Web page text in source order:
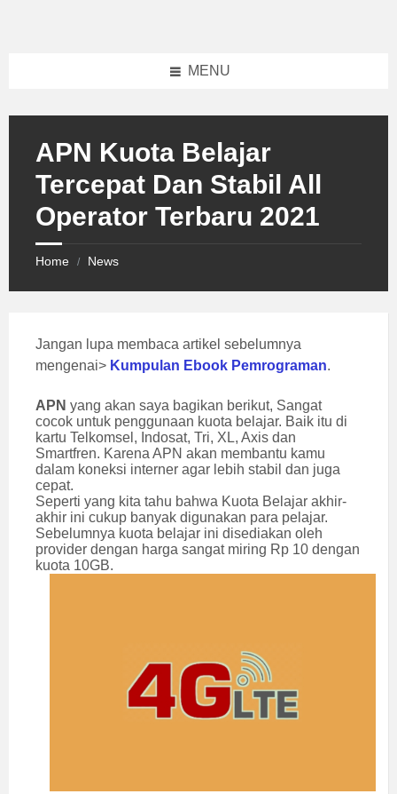
MENU
APN Kuota Belajar
Tercepat Dan Stabil All
Operator Terbaru 2021
Home / News
Jangan lupa membaca artikel sebelumnya
mengenai> Kumpulan Ebook Pemrograman.
APN yang akan saya bagikan berikut, Sangat
cocok untuk penggunaan kuota belajar. Baik itu di
kartu Telkomsel, Indosat, Tri, XL, Axis dan
Smartfren. Karena APN akan membantu kamu
dalam koneksi interner agar lebih stabil dan juga
cepat.
Seperti yang kita tahu bahwa Kuota Belajar akhir-
akhir ini cukup banyak digunakan para pelajar.
Sebelumnya kuota belajar ini disediakan oleh
provider dengan harga sangat miring Rp 10 dengan
kuota 10GB.